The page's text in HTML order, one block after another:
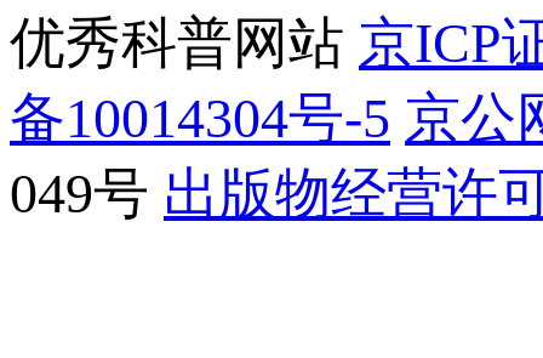
优秀科普网站 京ICP
备10014304号-5 京公
049号 出版物经营许